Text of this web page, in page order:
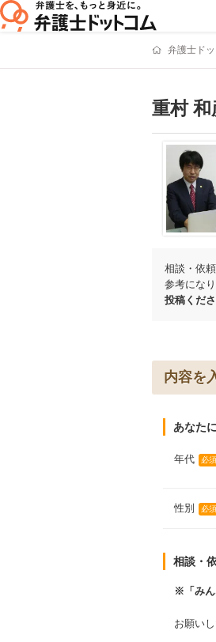
弁護士ド
重村
相談・依
参考にな
投稿くだ
内容を
あなた
年代 必須
性別 必須
相談・
※「みん
お願い